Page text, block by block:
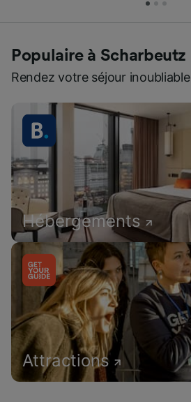
Populaire à Scharbeutz
Rendez votre séjour inoubliable
Hébergements
Attractions